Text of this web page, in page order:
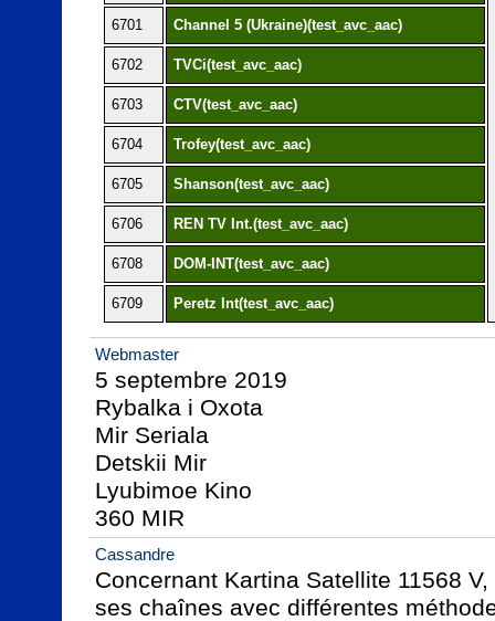
6701 Channel 5 (Ukraine)(test_avc_aac)
6702 TVCi(test_avc_aac)
6703 CTV(test_avc_aac)
6704 Trofey(test_avc_aac)
6705 Shanson(test_avc_aac)
6706 REN TV Int.(test_avc_aac)
6708 DOM-INT(test_avc_aac)
6709 Peretz Int(test_avc_aac)
Webmaster
5 septembre 2019
Rybalka i Oxota
Mir Seriala
Detskii Mir
Lyubimoe Kino
360 MIR
Cassandre
Concernant Kartina Satellite 11568
ses chaînes avec différentes